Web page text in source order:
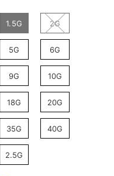
1.5G 2G
5G 6G
9G 10G
18G 20G
35G 40G
2.5G